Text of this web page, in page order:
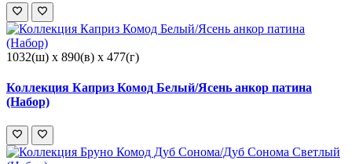
1032(ш) x 890(в) x 477(г)
Коллекция Каприз Комод Белый/Ясень анкор патина
(Набор)